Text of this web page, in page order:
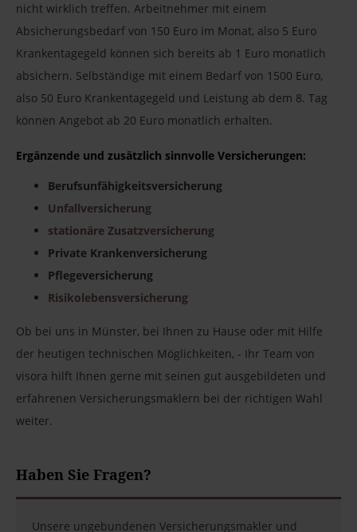
nicht wirklich treffen. Arbeitnehmer mit einem
Absicherungsbedarf von 150 Euro im Monat, also 5 Euro
Krankentagegeld können sich bereits ab 1 Euro monatlich
absichern. Selbständige mit einem Bedarf von 1500 Euro,
also 50 Euro Krankentagegeld und Leistung ab dem 8. Tag
können Angebot ab 20 Euro monatlich erhalten.
Ergänzende und zusätzlich sinnvolle Versicherungen:
Berufsunfähigkeitsversicherung
Unfallversicherung
stationäre Zusatzversicherung
Private Krankenversicherung
Pflegeversicherung
Risikolebensversicherung
Ob bei uns in Münster, bei Ihnen zu Hause oder mit Hilfe
der heutigen technischen Möglichkeiten, - Ihr Team von
visora hilft Ihnen gerne mit seinen gut ausgebildeten und
erfahrenen Versicherungsmaklern bei der richtigen Wahl
weiter.
Haben Sie Fragen?
Unsere ungebundenen Versicherungsmakler und